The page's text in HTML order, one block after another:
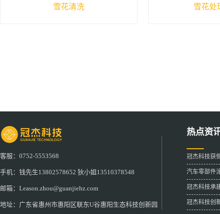
雪花清洗
雪花处
客服：0752-5553568
手机：钱先生13802578652 狄小姐13510378548
邮箱：Leason.zhou@guanjiehz.com
地址：广东省惠州市惠阳区联东U谷惠阳生态科技创新园
热点资
冠杰科技获
汽车零部件
冠杰科技承
冠杰科技创